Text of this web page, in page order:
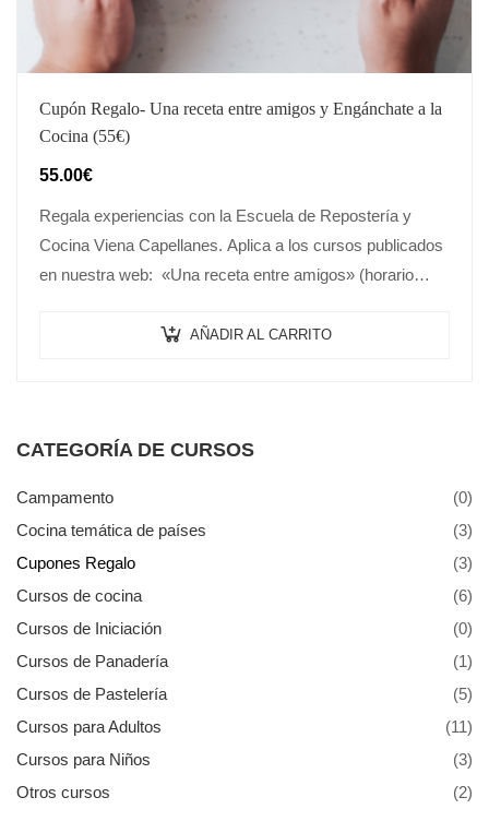
Cupón Regalo- Una receta entre amigos y Engánchate a la
Cocina (55€)
55.00€
Regala experiencias con la Escuela de Repostería y
Cocina Viena Capellanes. Aplica a los cursos publicados
en nuestra web: «Una receta entre amigos» (horario
AÑADIR AL CARRITO
CATEGORÍA DE CURSOS
Campamento
(0)
Cocina temática de países
(3)
Cupones Regalo
(3)
Cursos de cocina
(6)
Cursos de Iniciación
(0)
Cursos de Panadería
(1)
Cursos de Pastelería
(5)
Cursos para Adultos
(11)
Cursos para Niños
(3)
Otros cursos
(2)